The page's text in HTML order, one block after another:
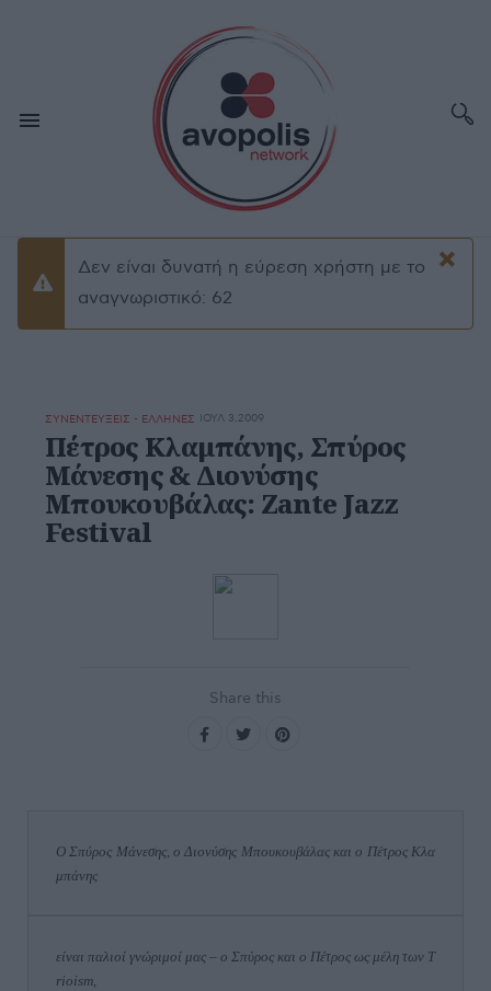
×
Προειδοποίσηση
Δεν είναι δυνατή η εύρεση χρήστη με το
αναγνωριστικό: 62
ΣΥΝΕΝΤΕΥΞΕΙΣ - ΕΛΛΗΝΕΣ ΙΟΥΛ 3,2009
Πέτρος Κλαμπάνης, Σπύρος
Μάνεσης & Διονύσης
Μπουκουβάλας: Zante Jazz
Festival
Share this
Ο Σπύρος Μάνεσης, ο Διονύσης Μπουκουβάλας και ο Πέτρος Κλα
μπάνης
είναι παλιοί γνώριμοί μας – ο Σπύρος και ο Πέτρος ως μέλη των T
rioism